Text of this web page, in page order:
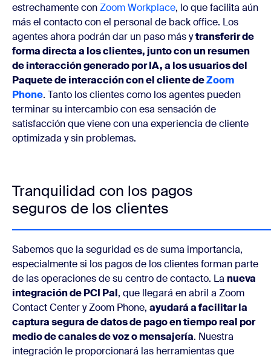
estrechamente conZoom Workplace, lo que facilita aún
más el contacto con el personal de back office. Los
agentes ahora podrán dar un paso más ytransferir de
forma directa a los clientes, junto con un resumen
de interacción generado por IA, a los usuarios del
Paquete de interacción con el cliente deZoom
Phone. Tanto los clientes como los agentes pueden
terminar su intercambio con esa sensación de
satisfacción que viene con una experiencia de cliente
optimizada y sin problemas.
Tranquilidad con los pagos
seguros de los clientes
Sabemos que la seguridad es de suma importancia,
especialmente si los pagos de los clientes forman parte
de las operaciones de su centro de contacto. La nueva
integración de PCI Pal, que llegará en abril a Zoom
Contact Center y Zoom Phone, ayudará a facilitar la
captura segura de datos de pago en tiempo real por
medio de canales de voz o mensajería. Nuestra
integración le proporcionará las herramientas que